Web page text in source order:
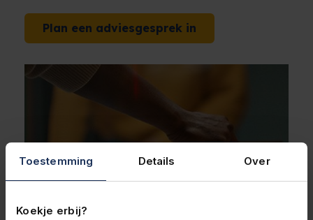
Toestemming Details Over
Koekje erbij?
Plan een adviesgesprek in